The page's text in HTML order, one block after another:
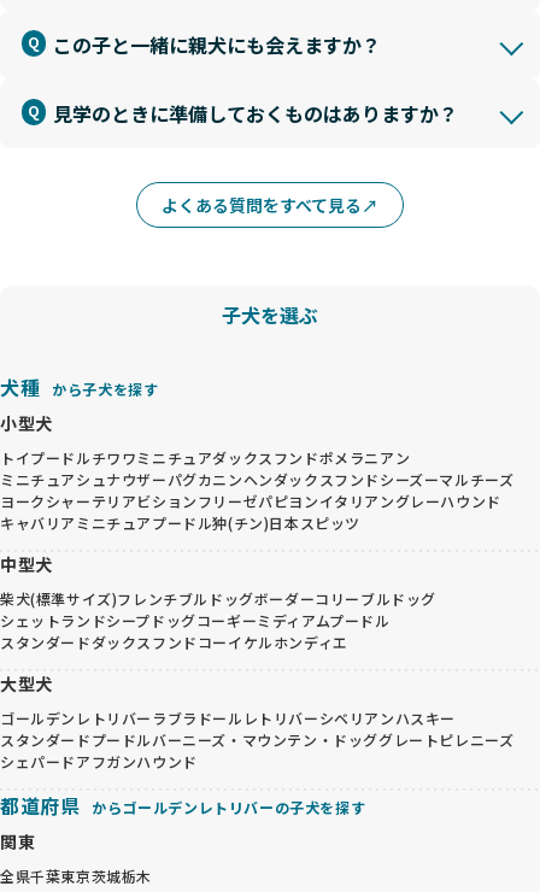
この子と一緒に親犬にも会えますか？
見学のときに準備しておくものはありますか？
よくある質問をすべて見る
子犬を選ぶ
犬種 から子犬を探す
小型犬
トイプードルチワワミニチュアダックスフンドポメラニアン
ミニチュアシュナウザーパグカニンヘンダックスフンドシーズーマルチーズ
ヨークシャーテリアビションフリーゼパピヨンイタリアングレーハウンド
キャバリア ミニチュアプードル狆(チン)日本スピッツ
中型犬
柴犬(標準サイズ)フレンチブルドッグボーダーコリーブルドッグ
シェットランドシープドッグコーギーミディアムプードル
スタンダードダックスフンドコーイケルホンディエ
大型犬
ゴールデンレトリバー ラブラドールレトリバーシベリアンハスキー
スタンダードプードルバーニーズ・マウンテン・ドッググレートピレニーズ
シェパードアフガンハウンド
都道府県 からゴールデンレトリバーの子犬を探す
関東
全県千葉東京茨城栃木